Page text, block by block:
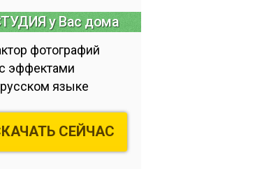
у Вас дома
фотографий
с эффектами
языке
СЕЙЧАС